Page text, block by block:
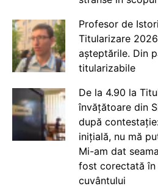
Profesor de
Titularizare
așteptările. Din
titularizabile
De la 4.90 la
învățătoare din
după
inițială, nu mă
Mi-am dat
fost corectată în
cuvântului